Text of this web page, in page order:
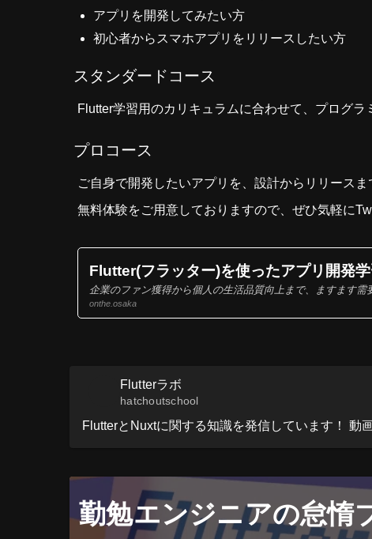
アプリを開発してみたい方
初心者からスマホアプリをリリースしたい方
スタンダードコース
Flutter学習用のカリキュラムに合わせて、プログ
プロコース
ご自身で開発したいアプリを、設計からリリースま
無料体験をご用意しておりますので、ぜひ気軽に
Flutter(フラッター)を使ったアプリ開発
企業のファン獲得から個人の生活品質向上まで、ますます
onthe.osaka
Flutterラボ
hatchoutschool
FlutterとNuxtに関する知識を発信しています！ 動
勤勉エンジニアの怠惰